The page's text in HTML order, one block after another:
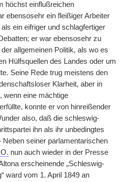
höchst einflußreichen
ebensosehr ein fleißiger Arbeiter
ein eifriger und schlagfertiger
er war ebensosehr zu
allgemeinen Politik, als wo es
Hülfsquellen des Landes oder um
Seine Rede trug meistens den
Klarheit, aber in
wenn eine mächtige
konnte er von hinreißender
also, daß die schleswig-
ihn als ihr unbedingtes
seiner parlamentarischen
O. nun auch wieder in der Presse
erscheinende „Schleswig-
ward vom 1. April 1849 an